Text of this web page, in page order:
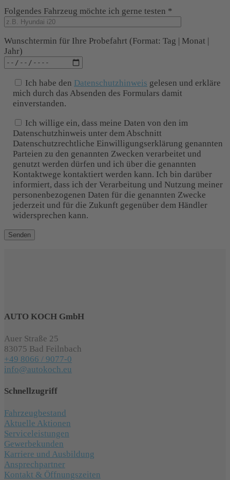
Folgendes Fahrzeug möchte ich gerne testen *
Wunschtermin für Ihre Probefahrt (Format: Tag | Monat |
Jahr)
Ich habe den Datenschutzhinweis gelesen und erkläre
mich durch das Absenden des Formulars damit
einverstanden.
Ich willige ein, dass meine Daten von den im
Datenschutzhinweis unter dem Abschnitt
Datenschutzrechtliche Einwilligungserklärung genannten
Parteien zu den genannten Zwecken verarbeitet und
genutzt werden dürfen und ich über die genannten
Kontaktwege kontaktiert werden kann. Ich bin darüber
informiert, dass ich der Verarbeitung und Nutzung meiner
personenbezogenen Daten für die genannten Zwecke
jederzeit und für die Zukunft gegenüber dem Händler
widersprechen kann.
AUTO KOCH GmbH
Auer Straße 25
83075 Bad Feilnbach
+49 8066 / 9077-0
info@autokoch.eu
Schnellzugriff
Fahrzeugbestand
Aktuelle Aktionen
Serviceleistungen
Gewerbekunden
Karriere und Ausbildung
Ansprechpartner
Kontakt & Öffnungszeiten